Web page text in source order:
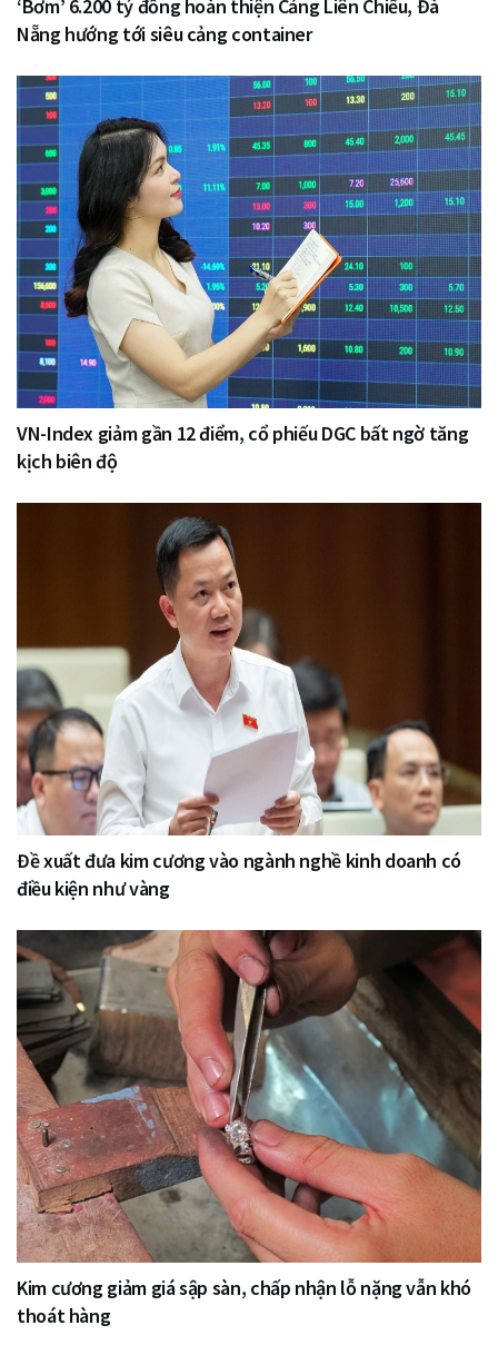
‘Bơm’ 6.200 tỷ đồng hoàn thiện Cảng Liên Chiểu, Đà
Nẵng hướng tới siêu cảng container
VN-Index giảm gần 12 điểm, cổ phiếu DGC bất ngờ tăng
kịch biên độ
Đề xuất đưa kim cương vào ngành nghề kinh doanh có
điều kiện như vàng
Kim cương giảm giá sập sàn, chấp nhận lỗ nặng vẫn khó
thoát hàng